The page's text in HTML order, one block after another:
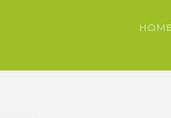
HOME